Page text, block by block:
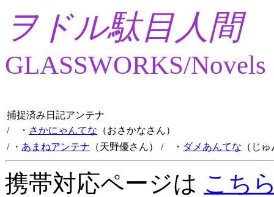
ヲドル駄目人間
GLASSWORKS/Novels
捕捉済み日記アンテナ
/ ・ さかにゃんてな （おさかなさん）
/ ・ あまねアンテナ （天野優さん） / ・ ダメあんてな （じ
携帯対応ページは こち